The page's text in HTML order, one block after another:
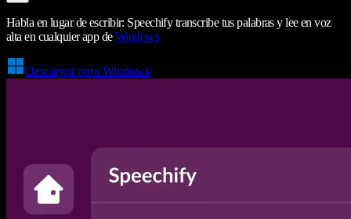
Habla en lugar de escribir: Speechify transcribe tus palabras y lee en voz
alta en cualquier app deWindows
Descargar para Windows